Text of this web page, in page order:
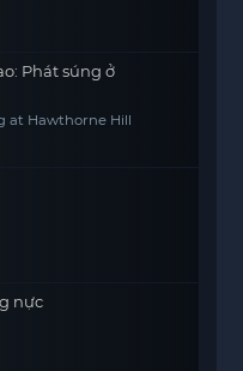
Phát súng ở
at Hawthorne Hill
nực